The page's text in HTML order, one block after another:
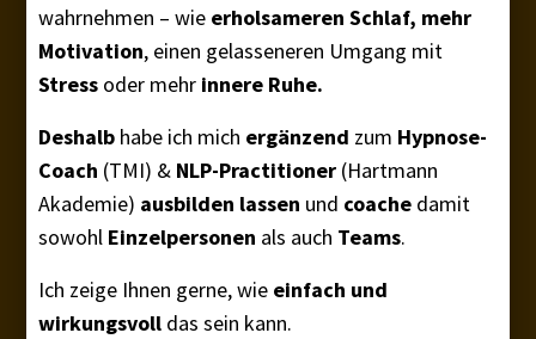
wahrnehmen – wie erholsameren Schlaf, mehr
Motivation, einen gelasseneren Umgang mit
Stress oder mehr innere Ruhe.
Deshalb habe ich mich ergänzend zum Hypnose-
Coach (TMI) & NLP-Practitioner (Hartmann
Akademie) ausbilden lassen und coache damit
sowohl Einzelpersonen als auch Teams.
Ich zeige Ihnen gerne, wie einfach und
wirkungsvoll das sein kann.